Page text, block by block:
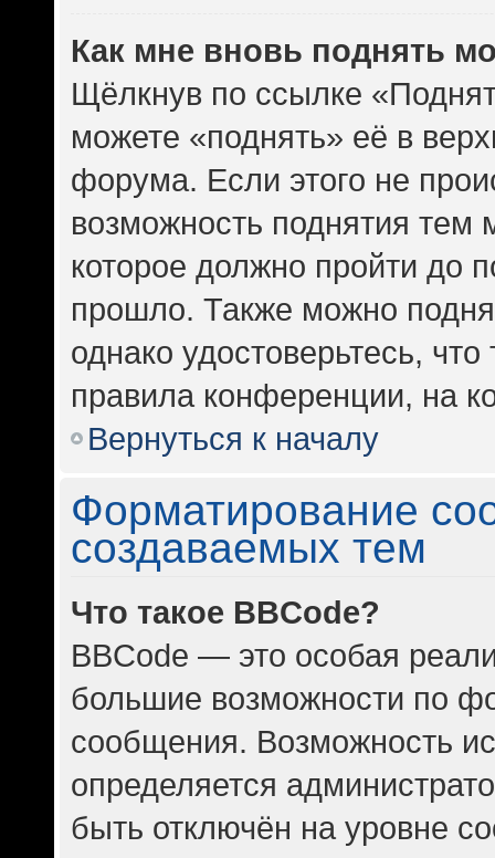
Как мне вновь поднять
Щёлкнув по ссылке
можете «поднять» её в
форума. Если этого не
возможность поднятия тем
которое должно пройти до
прошло. Также можно
однако удостоверьтесь,
правила конференции, на
Вернуться к началу
Форматирование
создаваемых тем
Что такое BBCode?
BBCode — это особая
большие возможности по
сообщения. Возможность
определяется
быть отключён на уровне